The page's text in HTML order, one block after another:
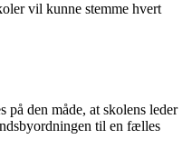
vil kunne stemme hvert
den måde, at skolens leder
til en fælles